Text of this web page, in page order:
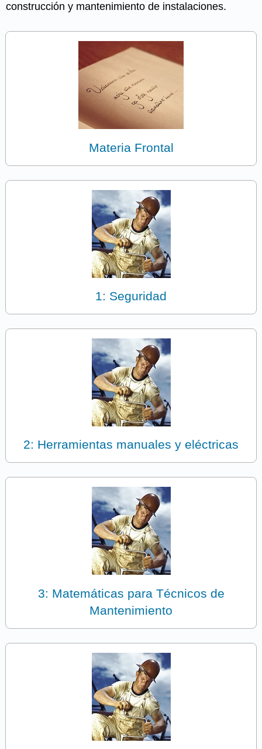
construcción y mantenimiento de instalaciones.
Materia Frontal
1: Seguridad
2: Herramientas manuales y eléctricas
3: Matemáticas para Técnicos de
Mantenimiento